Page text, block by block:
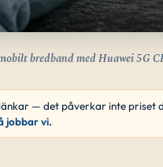
bredband med Huawei 5G
— det påverkar inte priset
jobbar vi.